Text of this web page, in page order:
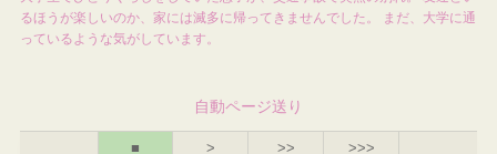
るほうが楽しいのか、家には滅多に帰ってきませんでした。 まだ、大学に通
っているような気がしています。
自動ページ送り
■
>
>>
>>>